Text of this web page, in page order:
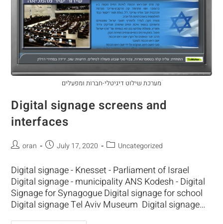
מערכת שילוט דיגיטלי-חברות ומפעלים
Digital signage screens and
interfaces
oran July 17, 2020 Uncategorized
Digital signage - Knesset - Parliament of Israel
Digital signage - municipality ANS Kodesh - Digital
Signage for Synagogue Digital signage for school
Digital signage Tel Aviv Museum Digital signage…